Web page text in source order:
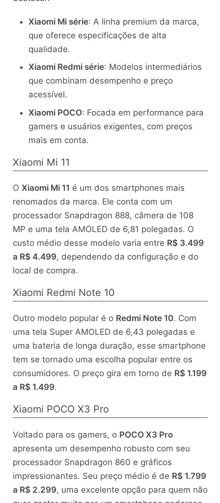
Xiaomi Mi série: A linha premium da marca,
que oferece especificações de alta
qualidade.
Xiaomi Redmi série: Modelos intermediários
que combinam desempenho e preço
acessível.
Xiaomi POCO: Focada em performance para
gamers e usuários exigentes, com preços
mais em conta.
Xiaomi Mi 11
O Xiaomi Mi 11 é um dos smartphones mais
renomados da marca. Ele conta com um
processador Snapdragon 888, câmera de 108
MP e uma tela AMOLED de 6,81 polegadas. O
custo médio desse modelo varia entre R$ 3.499
a R$ 4.499, dependendo da configuração e do
local de compra.
Xiaomi Redmi Note 10
Outro modelo popular é o Redmi Note 10. Com
uma tela Super AMOLED de 6,43 polegadas e
uma bateria de longa duração, esse smartphone
tem se tornado uma escolha popular entre os
consumidores. O preço gira em torno de R$ 1.199
a R$ 1.499.
Xiaomi POCO X3 Pro
Voltado para os gamers, o POCO X3 Pro
apresenta um desempenho robusto com seu
processador Snapdragon 860 e gráficos
impressionantes. Seu preço médio é de R$ 1.799
a R$ 2.299, uma excelente opção para quem não